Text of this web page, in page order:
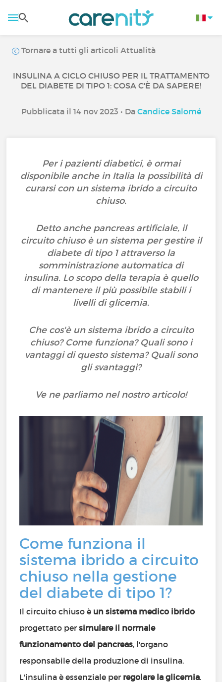
Tornare a tutti gli articoli Attualità
INSULINA A CICLO CHIUSO PER IL TRATTAMENTO
DEL DIABETE DI TIPO 1: COSA C'È DA SAPERE!
Pubblicata il 14 nov 2023 • Da Candice Salomé
Per i pazienti diabetici, è ormai
disponibile anche in Italia la possibilità di
curarsi con un sistema ibrido a circuito
chiuso.
Detto anche pancreas artificiale, il
circuito chiuso è un sistema per gestire il
diabete di tipo 1 attraverso la
somministrazione automatica di
insulina. Lo scopo della terapia è quello
di mantenere il più possibile stabili i
livelli di glicemia.
Che cos'è un sistema ibrido a circuito
chiuso? Come funziona? Quali sono i
vantaggi di questo sistema? Quali sono
gli svantaggi?
Ve ne parliamo nel nostro articolo!
Come funziona il
sistema ibrido a circuito
chiuso nella gestione
del diabete di tipo 1?
Il circuito chiuso è un sistema medico ibrido
progettato persimulare il normale
funzionamento del pancreas, l'organo
responsabile della produzione di insulina.
L'insulina è essenziale per regolare la glicemia.